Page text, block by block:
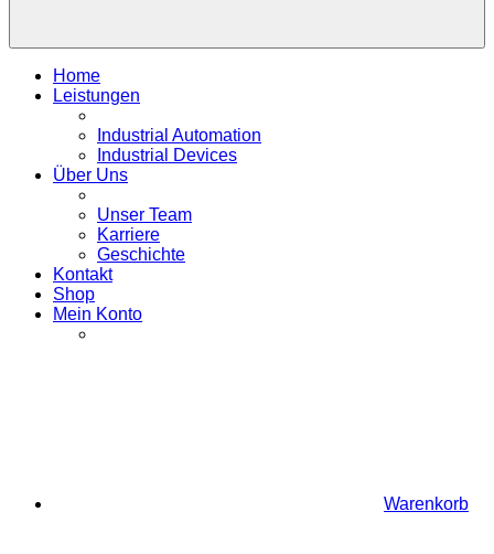
Home
Leistungen
Industrial Automation
Industrial Devices
Über Uns
Unser Team
Karriere
Geschichte
Kontakt
Shop
Mein Konto
Warenkorb